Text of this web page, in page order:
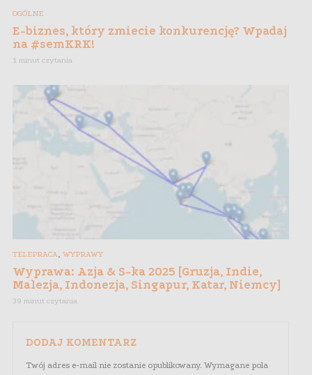
OGÓLNE
E-biznes, który zmiecie konkurencję? Wpadaj
na #semKRK!
1 minut czytania
TELEPRACA, WYPRAWY
Wyprawa: Azja & S-ka 2025 [Gruzja, Indie,
Malezja, Indonezja, Singapur, Katar, Niemcy]
39 minut czytania
DODAJ KOMENTARZ
Twój adres e-mail nie zostanie opublikowany. Wymagane pola